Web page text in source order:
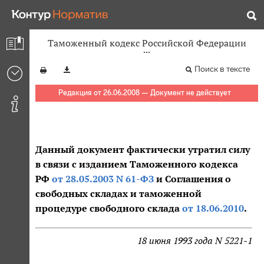
Таможенный кодекс Российской Федерации
Поиск в тексте
Редакция от 26.06.2008 — Документ не действует
Данный документ фактически утратил силу
в связи с изданием Таможенного кодекса
РФ от 28.05.2003 N 61-ФЗ и Соглашения о
свободных складах и таможенной
процедуре свободного склада от 18.06.2010.
18 июня 1993 года N 5221-1